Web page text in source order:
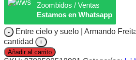
Zoombidos / Ventas
Estamos en Whatsapp
Entre cielo y suelo | Armando
cantidad
Añadir al carrito